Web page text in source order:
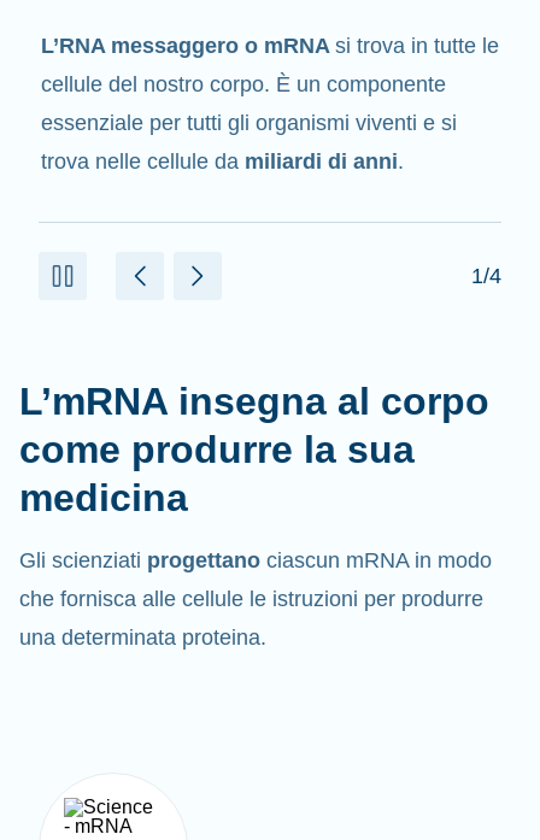
Come suggerisce il suo nome, l’mRNA è un
messaggero. Interagisce con altri componenti
presenti nelle cellule che aiutano a creare le
proteine.
2/4
L’mRNA insegna al corpo
come produrre la sua
medicina
Gli scienziati progettano ciascun mRNA in modo
che fornisca alle cellule le istruzioni per produrre
una determinata proteina.